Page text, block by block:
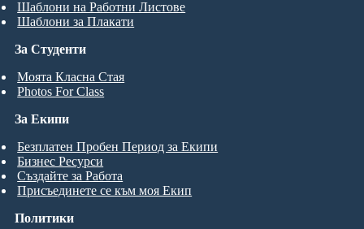
За Студенти
Моята Класна Стая
Photos For Class
Шаблони на Работни Листове
Шаблони за Плакати
За Екипи
Безплатен Пробен Период за Екипи
Бизнес Ресурси
Създайте за Работа
Присъединете се към моя Екип
Политики